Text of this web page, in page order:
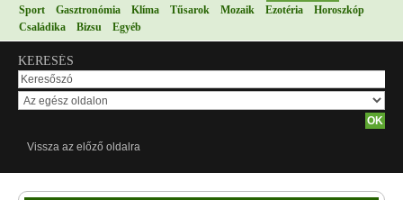
Sport
Gasztronómia Klíma Tűsarok Mozaik Ezotéria
Horoszkóp
Családika
Bizsu Egyéb
KERESÉS
Vissza az előző oldalra